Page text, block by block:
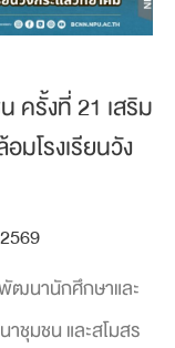
รั้งที่ 21 เสริม
โรงเรียนวัง
ฒนานักศึกษาและ
ชุมชน และสโมสร